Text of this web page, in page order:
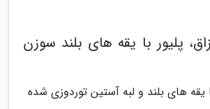
پلیور با یقه های بلند سوزن
یقه های بلند و لبه آستین توردوزی شده